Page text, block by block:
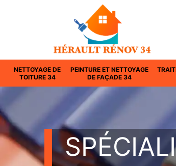
NETTOYAGE DE
TOITURE 34
PEINTURE ET NETTOYAGE
DE FAÇADE 34